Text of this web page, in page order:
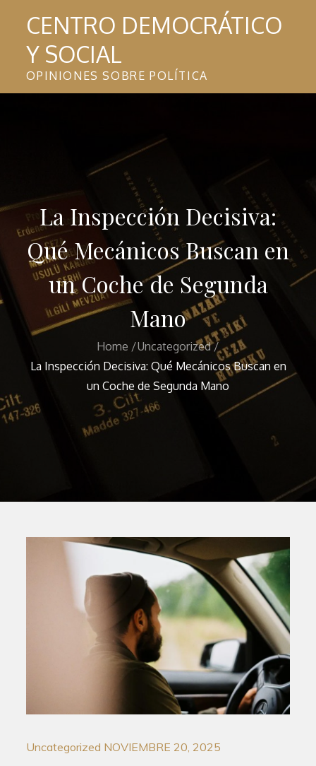
content
CENTRO DEMOCRÁTICO
Y SOCIAL
OPINIONES SOBRE POLÍTICA
La Inspección Decisiva:
Qué Mecánicos Buscan en
un Coche de Segunda
Mano
Home
Uncategorized
La Inspección Decisiva: Qué Mecánicos Buscan en
un Coche de Segunda Mano
Uncategorized NOVIEMBRE 20, 2025